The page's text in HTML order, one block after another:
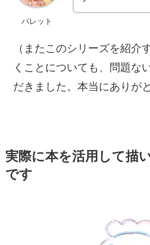
パレット
（またこのシリーズを紹介
くことについても、問題な
だきました。本当にありが
実際に本を活用して描
です